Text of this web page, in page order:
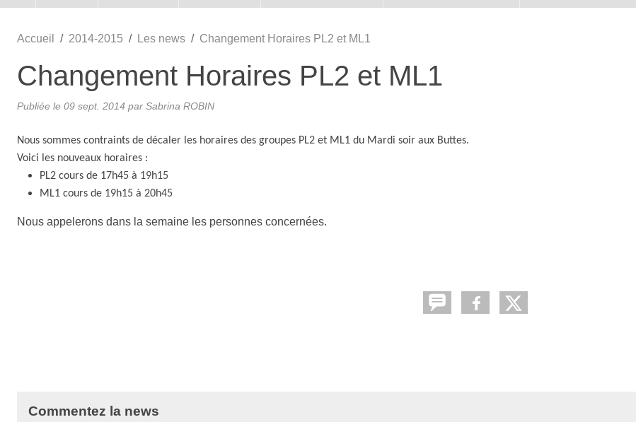
Accueil 2014-2015 Les news Changement Horaires PL2 et ML1
Changement Horaires PL2 et ML1
Publiée le 09 sept. 2014 par Sabrina ROBIN
Nous sommes contraints de décaler les horaires des groupes PL2 et ML1 du Mardi soir aux Buttes.
Voici les nouveaux horaires :
PL2 cours de 17h45 à 19h15
ML1 cours de 19h15 à 20h45
Nous appelerons dans la semaine les personnes concernées.
Commentez la news